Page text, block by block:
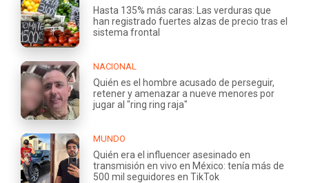
Hasta 135% más caras: Las verduras que
han registrado fuertes alzas de precio tras el
sistema frontal
NACIONAL
Quién es el hombre acusado de perseguir,
retener y amenazar a nueve menores por
jugar al "ring ring raja"
MUNDO
Quién era el influencer asesinado en
transmisión en vivo en México: tenía más de
500 mil seguidores en TikTok